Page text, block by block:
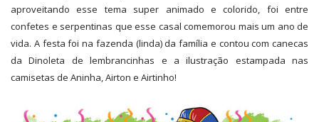
aproveitando esse tema super animado e colorido, foi entre
confetes e serpentinas que esse casal comemorou mais um ano de
vida. A festa foi na fazenda (linda) da família e contou com canecas
da Dinoleta de lembrancinhas e a ilustração estampada nas
camisetas de Aninha, Airton e Airtinho!